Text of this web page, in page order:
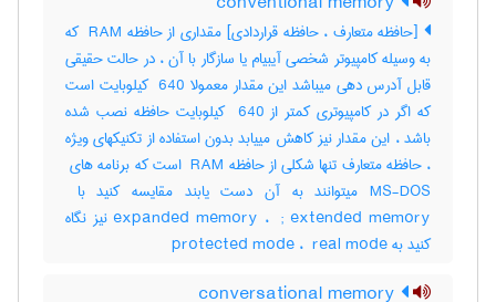
[حافظه متعارف ، حافظه قراردادی] مقداری از حافظه ‎ RAM که
به وسیله کامپیوتر شخصی آیبیام یا سازگار با آن ، در حالت حقیقی
قابل آدرس دهی میباشد این مقدار معمولا ‎ 640 کیلوبایت است
که اگر در کامپیوتری کمتر از ‎ 640 کیلوبایت حافظه نصب شده
باشد ، این مقدار نیز کاهش مییابد بدون استفاده از تکنیکهای ویژه
expanded memory ، ‎ ; extended memory نیز نگاه
کنید به ‎ protected mode ، ‎ real mode